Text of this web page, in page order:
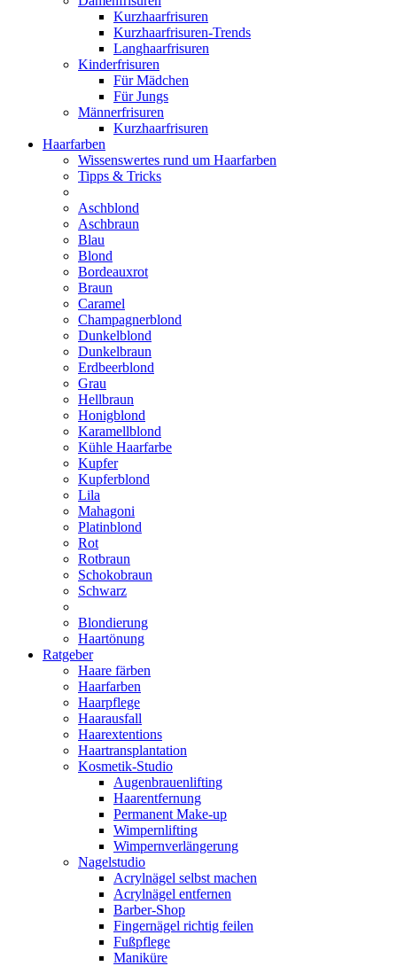
Kurzhaarfrisuren
Kurzhaarfrisuren-Trends
Langhaarfrisuren
Kinderfrisuren
Für Mädchen
Für Jungs
Männerfrisuren
Kurzhaarfrisuren
Haarfarben
Wissenswertes rund um Haarfarben
Tipps & Tricks
Aschblond
Aschbraun
Blau
Blond
Bordeauxrot
Braun
Caramel
Champagnerblond
Dunkelblond
Dunkelbraun
Erdbeerblond
Grau
Hellbraun
Honigblond
Karamellblond
Kühle Haarfarbe
Kupfer
Kupferblond
Lila
Mahagoni
Platinblond
Rot
Rotbraun
Schokobraun
Schwarz
Blondierung
Haartönung
Ratgeber
Haare färben
Haarfarben
Haarpflege
Haarausfall
Haarextentions
Haartransplantation
Kosmetik-Studio
Augenbrauenlifting
Haarentfernung
Permanent Make-up
Wimpernlifting
Wimpernverlängerung
Nagelstudio
Acrylnägel selbst machen
Acrylnägel entfernen
Barber-Shop
Fingernägel richtig feilen
Fußpflege
Maniküre